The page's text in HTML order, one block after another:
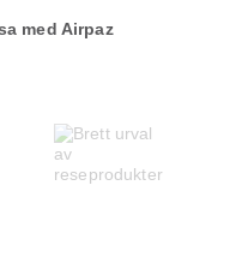
med Airpaz